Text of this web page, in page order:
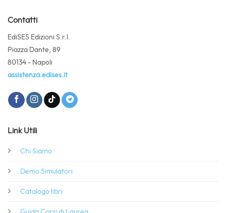
Contatti
EdiSES Edizioni S.r.l.
Piazza Dante, 89
80134 - Napoli
assistenza.edises.it
Link Utili
Chi Siamo
Demo Simulatori
Catalogo libri